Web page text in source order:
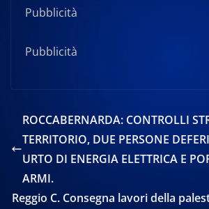
Pubblicità
Pubblicità
ROCCABERNARDA: CONTROLLI
TERRITORIO, DUE PERSONE
URTO DI ENERGIA ELETTRICA E
ARMI.
Reggio C. Consegna lavori della